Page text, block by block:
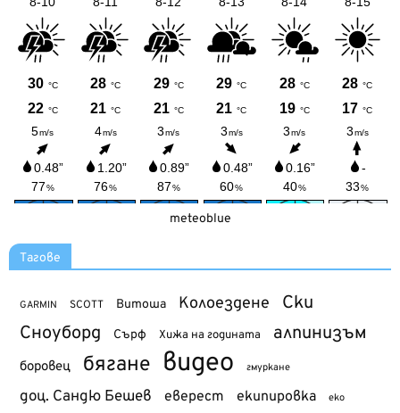
meteoblue
Тагове
GARMIN SCOTT Витоша Колоездене Ски
Сноуборд Сърф Хижа на годината алпинизъм
боровец бягане видео гмуркане
доц. Сандю Бешев еверест екипировка еко